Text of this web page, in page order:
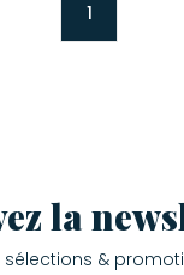
1
la
sélections &